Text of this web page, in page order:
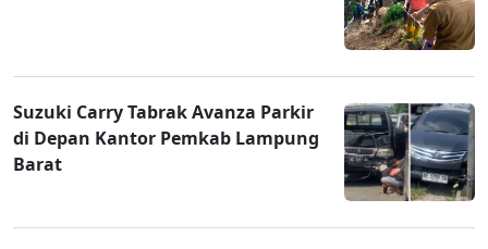
Suzuki Carry Tabrak Avanza Parkir
di Depan Kantor Pemkab Lampung
Barat